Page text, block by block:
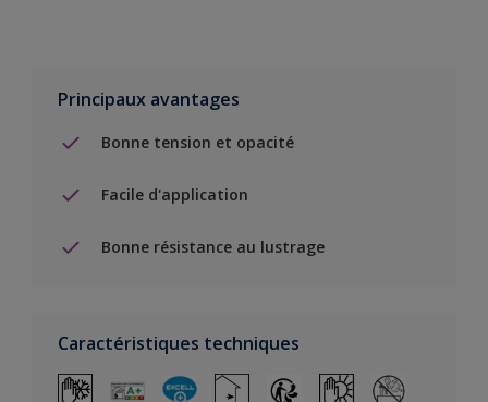
Principaux avantages
Bonne tension et opacité
Facile d'application
Bonne résistance au lustrage
Caractéristiques techniques